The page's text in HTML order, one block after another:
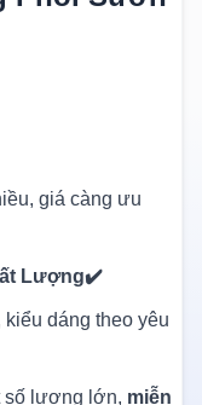
giá càng ưu
Lượng✔️
kiểu dáng theo yêu
số lượng lớn, miễn